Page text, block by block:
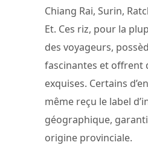
Chiang Rai, Surin,
Et. Ces riz, pour la
des voyageurs,
fascinantes et offrent
exquises. Certains
même reçu le label
géographique,
origine provinciale.